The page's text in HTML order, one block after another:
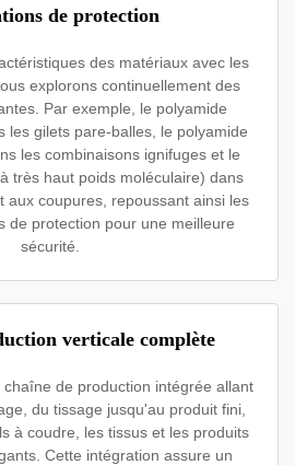
de protection
des matériaux avec les
explorons continuellement des
Par exemple, le polyamide
les gilets pare-balles, le polyamide
les combinaisons ignifuges et le
très haut poids moléculaire) dans
aux coupures, repoussant ainsi les
de protection pour une meilleure
sécurité.
verticale complète
de production intégrée allant
du tissage jusqu'au produit fini,
à coudre, les tissus et les produits
Cette intégration assure un